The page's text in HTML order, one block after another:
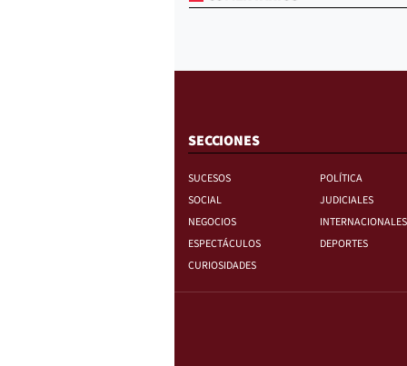
SECCIONES
SUCESOS
POLÍTICA
SOCIAL
JUDICIALES
NEGOCIOS
INTERNACIONALES
ESPECTÁCULOS
DEPORTES
CURIOSIDADES